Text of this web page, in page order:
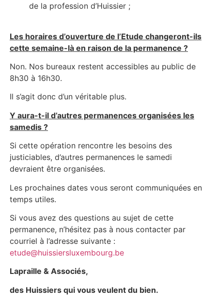
de la profession d’Huissier ;
Les horaires d’ouverture de l’Etude changeront-ils
cette semaine-là en raison de la permanence ?
Non. Nos bureaux restent accessibles au public de
8h30 à 16h30.
Il s’agit donc d’un véritable plus.
Y aura-t-il d’autres permanences organisées les
samedis ?
Si cette opération rencontre les besoins des
justiciables, d’autres permanences le samedi
devraient être organisées.
Les prochaines dates vous seront communiquées en
temps utiles.
Si vous avez des questions au sujet de cette
permanence, n’hésitez pas à nous contacter par
courriel à l’adresse suivante :
etude@huissiersluxembourg.be
Lapraille & Associés,
des Huissiers qui vous veulent du bien.